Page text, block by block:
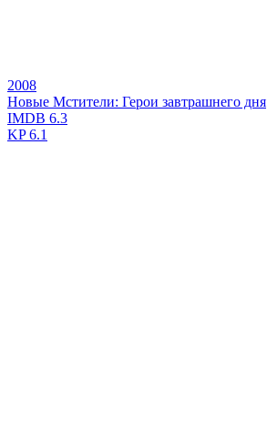
2008
Новые Мстители: Герои завтрашнего дня
IMDB 6.3
KP6.1